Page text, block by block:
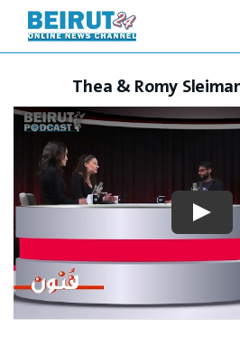
Thea & Romy